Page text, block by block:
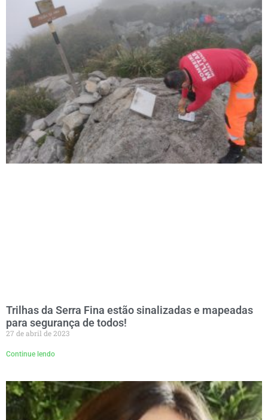
Trilhas da Serra Fina estão sinalizadas e mapeadas
para segurança de todos!
27 de abril de 2023
Continue lendo